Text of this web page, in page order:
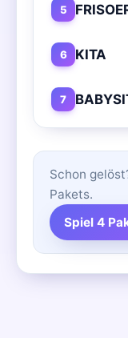
5
6 KITA
7
Schon
Pakets.
Spiel 4